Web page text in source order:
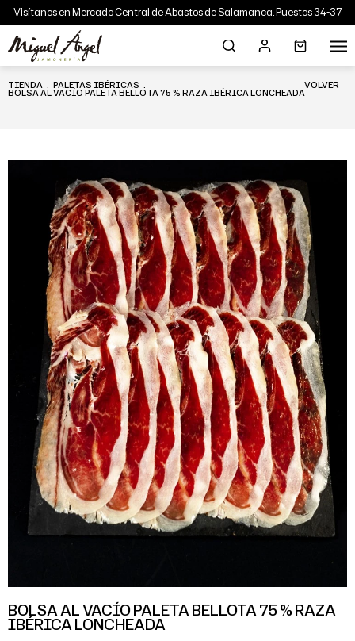
Visítanos en Mercado Central de Abastos de Salamanca. Puestos 34-37
TIENDA . PALETAS IBÉRICAS .
BOLSA AL VACÍO PALETA BELLOTA 75 % RAZA IBÉRICA LONCHEADA
VOLVER
BOLSA AL VACÍO PALETA BELLOTA 75 % RAZA
IBÉRICA LONCHEADA